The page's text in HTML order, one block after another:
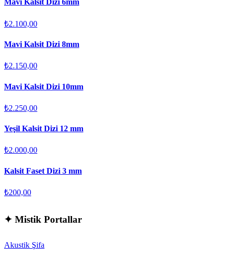
Mavi Kalsit Dizi 6mm
₺2.100,00
Mavi Kalsit Dizi 8mm
₺2.150,00
Mavi Kalsit Dizi 10mm
₺2.250,00
Yeşil Kalsit Dizi 12 mm
₺2.000,00
Kalsit Faset Dizi 3 mm
₺200,00
✦ Mistik Portallar
Akustik Şifa